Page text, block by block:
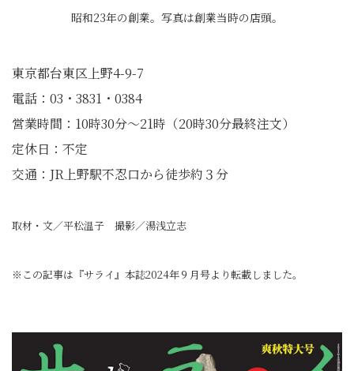
昭和23年の創業。写真は創業当時の店頭。
東京都台東区上野4-9-7
電話：03・3831・0384
営業時間：10時30分〜21時（20時30分最終注文）
定休日：不定
交通：JR上野駅不忍口から徒歩約３分
取材・文／平松温子 撮影／湯浅立志
※この記事は『サライ』本誌2024年９月号より転載しました。